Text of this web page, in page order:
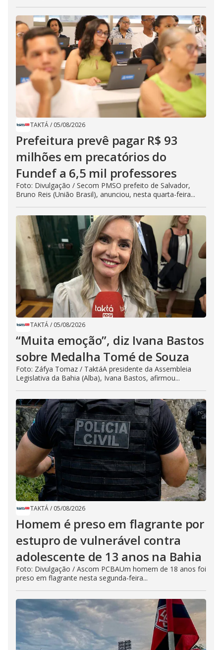
TAKTÁ/ 05/08/2026
Prefeitura prevê pagar R$ 93
milhões em precatórios do
Fundef a 6,5 mil professores
Foto: Divulgação / Secom PMSO prefeito de Salvador,
Bruno Reis (União Brasil), anunciou, nesta quarta-feira...
TAKTÁ/ 05/08/2026
“Muita emoção”, diz Ivana Bastos
sobre Medalha Tomé de Souza
Foto: Záfya Tomaz / TaktáA presidente da Assembleia
Legislativa da Bahia (Alba), Ivana Bastos, afirmou...
TAKTÁ/ 05/08/2026
Homem é preso em flagrante por
estupro de vulnerável contra
adolescente de 13 anos na Bahia
Foto: Divulgação / Ascom PCBAUm homem de 18 anos foi
preso em flagrante nesta segunda-feira...